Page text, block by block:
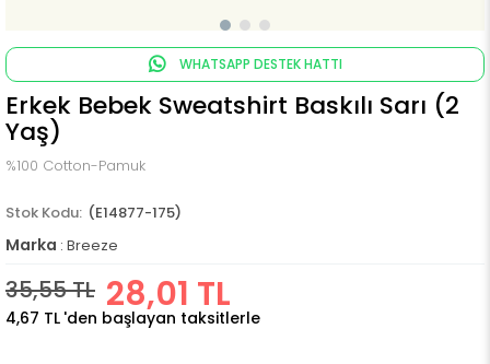
WHATSAPP DESTEK HATTI
Erkek Bebek Sweatshirt Baskılı Sarı (2
Yaş)
%100 Cotton-Pamuk
(E14877-175)
Marka : Breeze
35,55 TL 28,01 TL
4,67 TL 'den başlayan taksitlerle